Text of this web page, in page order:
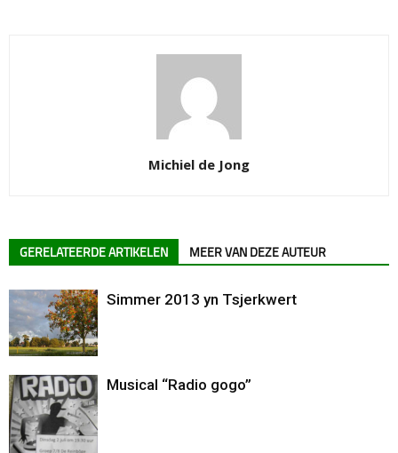
Michiel de Jong
GERELATEERDE ARTIKELEN MEER VAN DEZE AUTEUR
Simmer 2013 yn Tsjerkwert
Musical “Radio gogo”